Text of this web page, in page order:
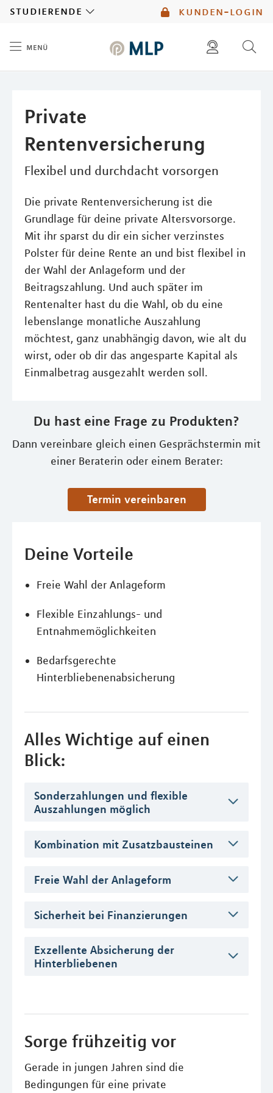
kunden-login
studierende
menü
Private
Rentenversicherung
Flexibel und durchdacht vorsorgen
Die private Rentenversicherung ist die
Grundlage für deine private Altersvorsorge.
Mit ihr sparst du dir ein sicher verzinstes
Polster für deine Rente an und bist flexibel in
der Wahl der Anlageform und der
Beitragszahlung. Und auch später im
Rentenalter hast du die Wahl, ob du eine
lebenslange monatliche Auszahlung
möchtest, ganz unabhängig davon, wie alt du
wirst, oder ob dir das angesparte Kapital als
Einmalbetrag ausgezahlt werden soll.
Du hast eine Frage zu Produkten?
Dann vereinbare gleich einen Gesprächstermin mit
einer Beraterin oder einem Berater:
Termin vereinbaren
Deine Vorteile
Freie Wahl der Anlageform
Flexible Einzahlungs- und
Entnahmemöglichkeiten
Bedarfsgerechte
Hinterbliebenenabsicherung
Alles Wichtige auf einen
Blick:
Sonderzahlungen und flexible
Auszahlungen möglich
Kombination mit Zusatzbausteinen
Freie Wahl der Anlageform
Sicherheit bei Finanzierungen
Exzellente Absicherung der
Hinterbliebenen
Sorge frühzeitig vor
Gerade in jungen Jahren sind die
Bedingungen für eine private